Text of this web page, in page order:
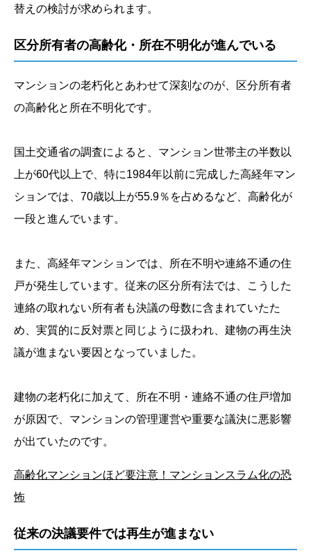
替えの検討が求められます。
区分所有者の高齢化・所在不明化が進んでいる
マンションの老朽化とあわせて深刻なのが、区分所有者
の高齢化と所在不明化です。
国土交通省の調査によると、マンション世帯主の半数以
上が60代以上で、特に1984年以前に完成した高経年マン
ションでは、70歳以上が55.9％を占めるなど、高齢化が
一段と進んでいます。
また、高経年マンションでは、所在不明や連絡不通の住
戸が発生しています。従来の区分所有法では、こうした
連絡の取れない所有者も決議の母数に含まれていたた
め、実質的に反対票と同じように扱われ、建物の再生決
議が進まない要因となっていました。
建物の老朽化に加えて、所在不明・連絡不通の住戸増加
が原因で、マンションの管理運営や重要な議決に悪影響
が出ていたのです。
高齢化マンションほど要注意！マンションスラム化の恐
怖
従来の決議要件では再生が進まない